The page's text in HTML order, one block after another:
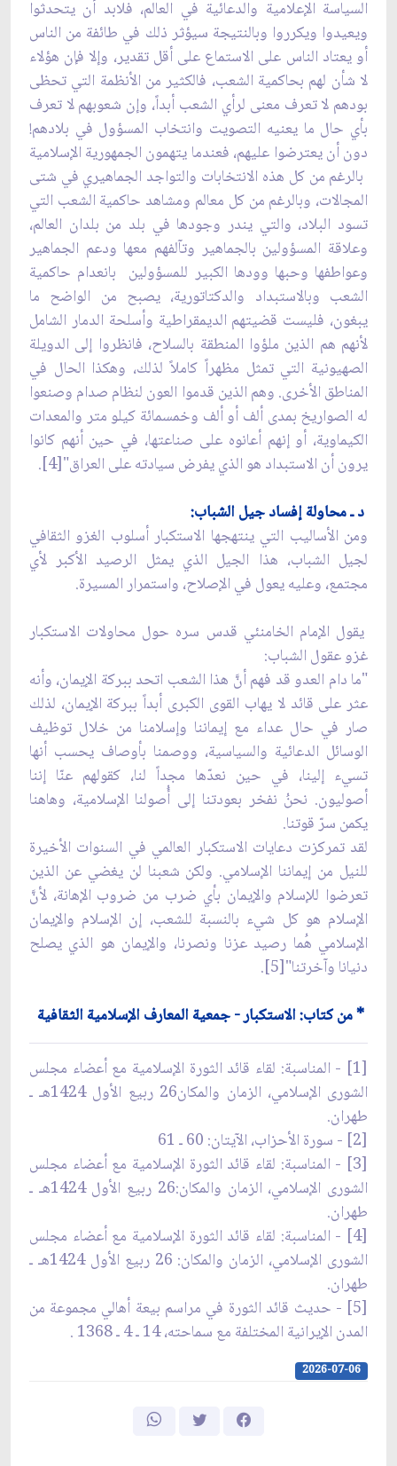
السياسة الإعلامية والدعائية في العالم، فلابد أن يتحدثوا
ويعيدوا ويكرروا وبالنتيجة سيؤثر ذلك في طائفة من الناس
أو يعتاد الناس على الاستماع على أقل تقدير، وإلا فإن هؤلاء
لا شأن لهم بحاكمية الشعب، فالكثير من الأنظمة التي تحظى
بودهم لا تعرف معنى لرأي الشعب أبداً، وإن شعوبهم لا تعرف
بأي حال ما يعنيه التصويت وانتخاب المسؤول في بلادهم!
دون أن يعترضوا عليهم، فعندما يتهمون الجمهورية الإسلامية
­ بالرغم من كل هذه الانتخابات والتواجد الجماهيري في شتى
المجالات، وبالرغم من كل معالم ومشاهد حاكمية الشعب التي
تسود البلاد، والتي يندر وجودها في بلد من بلدان العالم،
وعلاقة المسؤولين بالجماهير وتآلفهم معها ودعم الجماهير
وعواطفها وحبها وودها الكبير للمسؤولين ­ بانعدام حاكمية
الشعب وبالاستبداد والدكتاتورية، يصبح من الواضح ما
يبغون، فليست قضيتهم الديمقراطية وأسلحة الدمار الشامل
لأنهم هم الذين ملؤوا المنطقة بالسلاح، فانظروا إلى الدويلة
الصهيونية التي تمثل مظهراً كاملاً لذلك، وهكذا الحال في
المناطق الأخرى. وهم الذين قدموا العون لنظام صدام وصنعوا
له الصواريخ بمدى ألف أو ألف وخمسمائة كيلو متر والمعدات
الكيماوية، أو إنهم أعانوه على صناعتها، في حين أنهم كانوا
يرون أن الاستبداد هو الذي يفرض سيادته على العراق"[4].
د ـ محاولة إفساد جيل الشباب:
ومن الأساليب التي ينتهجها الاستكبار أسلوب الغزو الثقافي
لجيل الشباب، هذا الجيل الذي يمثل الرصيد الأكبر لأي
مجتمع، وعليه يعول في الإصلاح، واستمرار المسيرة.
يقول الإمام الخامنئي قدس سره حول محاولات الاستكبار
غزو عقول الشباب:
"ما دام العدو قد فهم أنَّ هذا الشعب اتحد ببركة الإيمان، وأنه
عثر على قائد لا يهاب القوى الكبرى أبداً ببركة الإيمان، لذلك
صار في حال عداء مع إيماننا وإسلامنا من خلال توظيف
الوسائل الدعائية والسياسية، ووصمنا بأوصاف يحسب أنها
تسيء إلينا، في حين نعدّها مجداً لنا، كقولهم عنّا إننا
أصوليون. نحنُ نفخر بعودتنا إلى أُصولنا الإسلامية، وهاهنا
يكمن سرّ قوتنا.
لقد تمركزت دعايات الاستكبار العالمي في السنوات الأخيرة
للنيل من إيماننا الإسلامي. ولكن شعبنا لن يغضي عن الذين
تعرضوا للإسلام والإيمان بأي ضرب من ضروب الإهانة، لأنَّ
الإسلام هو كل شيء بالنسبة للشعب، إن الإسلام والإيمان
الإسلامي هُما رصيد عزنا ونصرنا، والإيمان هو الذي يصلح
دنيانا وآخرتنا"[5].
* من كتاب: الاستكبار - جمعية المعارف الإسلامية الثقافية
[1] - المناسبة: لقاء قائد الثورة الإسلامية مع أعضاء مجلس
الشورى الإسلامي، الزمان والمكان26 ربيع الأول 1424هـ ـ
طهران.
[2] - سورة الأحزاب، الآيتان: 60 ـ 61
[3] - المناسبة: لقاء قائد الثورة الإسلامية مع أعضاء مجلس
الشورى الإسلامي، الزمان والمكان:26 ربيع الأول 1424هـ ـ
طهران.
[4] - المناسبة: لقاء قائد الثورة الإسلامية مع أعضاء مجلس
الشورى الإسلامي، الزمان والمكان: 26 ربيع الأول 1424هـ ـ
طهران.
[5] - حديث قائد الثورة في مراسم بيعة أهالي مجموعة من
المدن الإيرانية المختلفة مع سماحته، 14 ـ 4 ـ 1368 .
2026-07-06